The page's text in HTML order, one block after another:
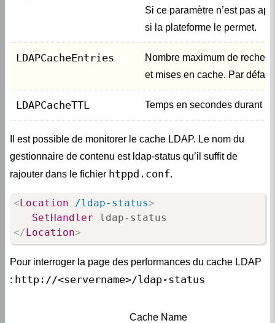
Si ce paramètre n’est pas
si la plateforme le permet.
LDAPCacheEntries
Nombre maximum de
et mises en cache. Par
LDAPCacheTTL Temps en secondes durant
Il est possible de monitorer le cache LDAP. Le nom du
gestionnaire de contenu est ldap-status qu’il suffit de
rajouter dans le fichier htppd.conf.
< Location /ldap-status>
SetHandler
</ Location>
Pour interroger la page des performances du cache LDAP
: http://<servername>/ldap-status
Cache Name